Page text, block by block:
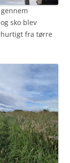
sko blev
fra tørre